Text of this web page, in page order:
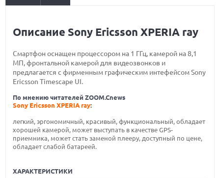
Описание Sony Ericsson XPERIA ray
Смартфон оснащен процессором на 1 ГГц, камерой на 8,1
МП, фронтальной камерой для видеозвонков и
предлагается с фирменным графическим интефейсом Sony
Ericsson Timescape UI.
По мнению читателей ZOOM.Cnews
Sony Ericsson XPERIA ray:
легкий, эргономичный, красивый, функциональный, обладает
хорошей камерой, может выступать в качестве GPS-
приемника, может стать заменой плееру, доступный по цене,
обладает слабой батареей.
ХАРАКТЕРИСТИКИ